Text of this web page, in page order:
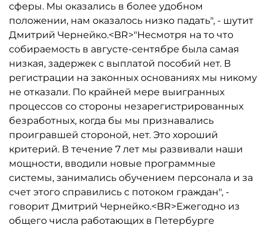
сферы. Мы оказались в более удобном
положении, нам оказалось низко падать", - шутит
Дмитрий Чернейко.<BR>"Несмотря на то что
собираемость в августе-сентябре была самая
низкая, задержек с выплатой пособий нет. В
регистрации на законных основаниях мы никому
не отказали. По крайней мере выигранных
процессов со стороны незарегистрированных
безработных, когда бы мы признавались
проигравшей стороной, нет. Это хороший
критерий. В течение 7 лет мы развивали наши
мощности, вводили новые программные
системы, занимались обучением персонала и за
счет этого справились с потоком граждан", -
говорит Дмитрий Чернейко.<BR>Ежегодно из
общего числа работающих в Петербурге